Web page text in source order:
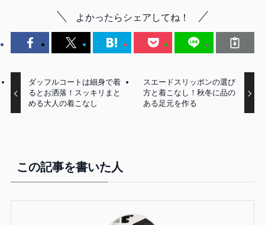
よかったらシェアしてね！
ダッフルコートは細身で着
るとお洒落！スッキリまと
める大人の着こなし
スエードスリッポンの選び
方と着こなし！秋冬に品の
ある足元を作る
この記事を書いた人